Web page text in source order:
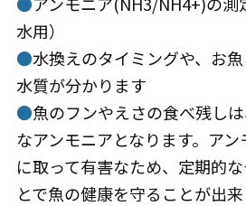
水用）
●水換えのタイミングや、お
水質が分かります
●魚のフンやえさの食べ残し
なアンモニアとなります。ア
に取って有害なため、定期的
とで魚の健康を守ることが出来